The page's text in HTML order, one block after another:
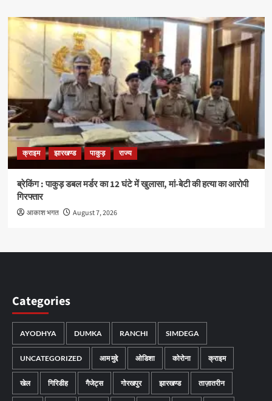
क्राइम झारखण्ड पाकुड़ राज्य
ब्रेकिंग : पाकुड़ डबल मर्डर का 12 घंटे में खुलासा, मां-बेटी की हत्या का आरोपी
गिरफ्तार
आकाश भगत August 7, 2026
Categories
AYODHYA DUMKA RANCHI SIMDEGA
UNCATEGORIZED आम मुद्दे ओडिशा कोरोना क्राइम
खेल गिरिडीह गैजेट्स गोरखपुर झारखण्ड ताज़ातरीन